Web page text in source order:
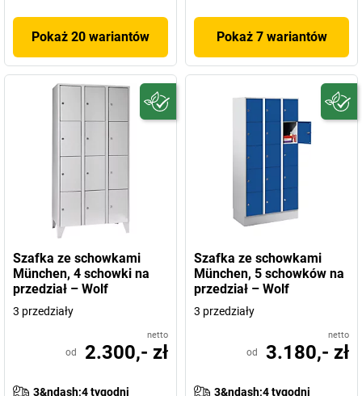
Pokaż 20 wariantów Pokaż 7 wariantów
Szafka ze schowkami
München, 4 schowki na
przedział – Wolf
3 przedziały
netto
od 2.300,- zł
3&ndash;4 tygodni
Szafka ze schowkami
München, 5 schowków na
przedział – Wolf
3 przedziały
netto
od 3.180,- zł
3&ndash;4 tygodni